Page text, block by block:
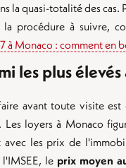
la quasi-totalité des cas.
la procédure à suivre,
à Monaco : comment en
les plus
avant toute visite
Les loyers à Monaco
les prix de
le prix moyen